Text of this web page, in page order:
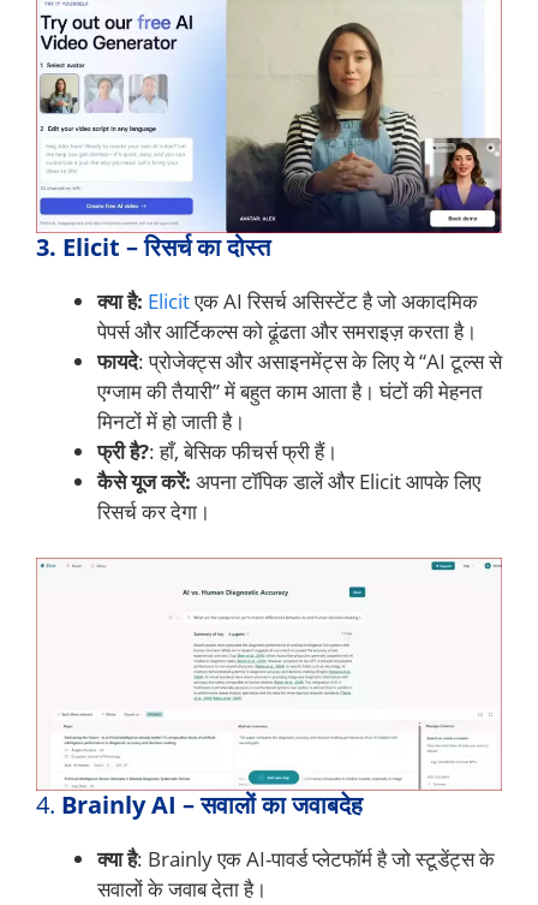
3. Elicit – रिसर्च का दोस्त
क्या है: Elicitएक AI रिसर्च असिस्टेंट है जो अकादमिक
पेपर्स और आर्टिकल्स को ढूंढता और समराइज़ करता है।
फायदे: प्रोजेक्ट्स और असाइनमेंट्स के लिए ये “AI टूल्स से
एग्जाम की तैयारी” में बहुत काम आता है। घंटों की मेहनत
मिनटों में हो जाती है।
फ्री है?: हाँ, बेसिक फीचर्स फ्री हैं।
कैसे यूज करें: अपना टॉपिक डालें और Elicit आपके लिए
रिसर्च कर देगा।
4. Brainly AI – सवालों का जवाबदेह
क्या है: Brainly एक AI-पावर्ड प्लेटफॉर्म है जो स्टूडेंट्स के
सवालों के जवाब देता है।